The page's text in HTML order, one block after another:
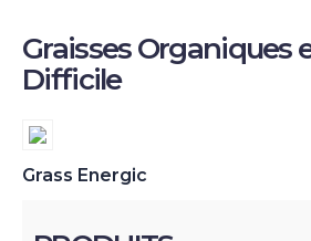
Graisses Organiques
Difficile
Grass Energic